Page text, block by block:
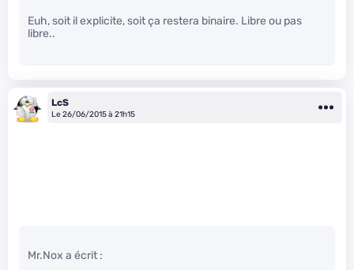
Euh, soit il explicite, soit ça restera binaire. Libre ou pas
libre..
LcS
Le 26/06/2015 à 21h15
Mr.Nox a écrit :